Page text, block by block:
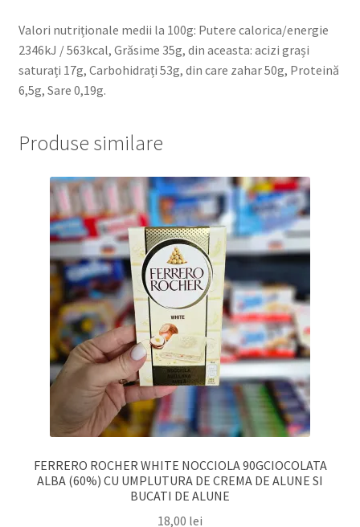
Valori nutriționale medii la 100g: Putere calorica/energie
2346kJ / 563kcal, Grăsime 35g, din aceasta: acizi grași
saturați 17g, Carbohidrați 53g, din care zahar 50g, Proteină
6,5g, Sare 0,19g.
Produse similare
FERRERO ROCHER WHITE NOCCIOLA 90GCIOCOLATA
ALBA (60%) CU UMPLUTURA DE CREMA DE ALUNE SI
BUCATI DE ALUNE
18,00 lei